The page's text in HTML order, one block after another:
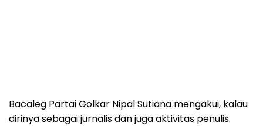
Bacaleg Partai Golkar Nipal Sutiana mengakui, kalau
dirinya sebagai jurnalis dan juga aktivitas penulis.